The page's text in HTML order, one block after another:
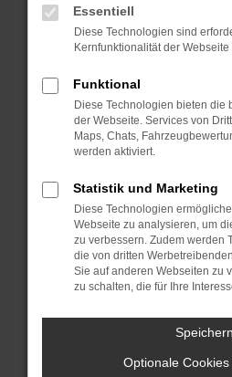
Beim Laden ist ein Fehler
Hier sind ein paar Tipps, die
Überprüfe deine
Internetverbindung.
Laden andere Webseiten,
Suchmaschine?
Manche Erweiterungen,
können das Laden
verhindern. Funktioniert
anderen Browser oder in
Fenster?
Starte dein Gerät neu.
Das kann manchmal
Probleme zu beheben.
Stelle sicher, dass dein
Essentiell
Diese Technologien sind
Kernfunktionalität der
Funktional
Diese Technologien bieten die
der Webseite. Services von
Maps, Chats,
werden aktiviert.
Statistik und Marketing
Diese Technologien
Webseite zu analysieren, um
zu verbessern. Zudem werden
die von dritten
Sie auf anderen Webseiten zu
zu schalten, die für Ihre
Speichern
Optionale